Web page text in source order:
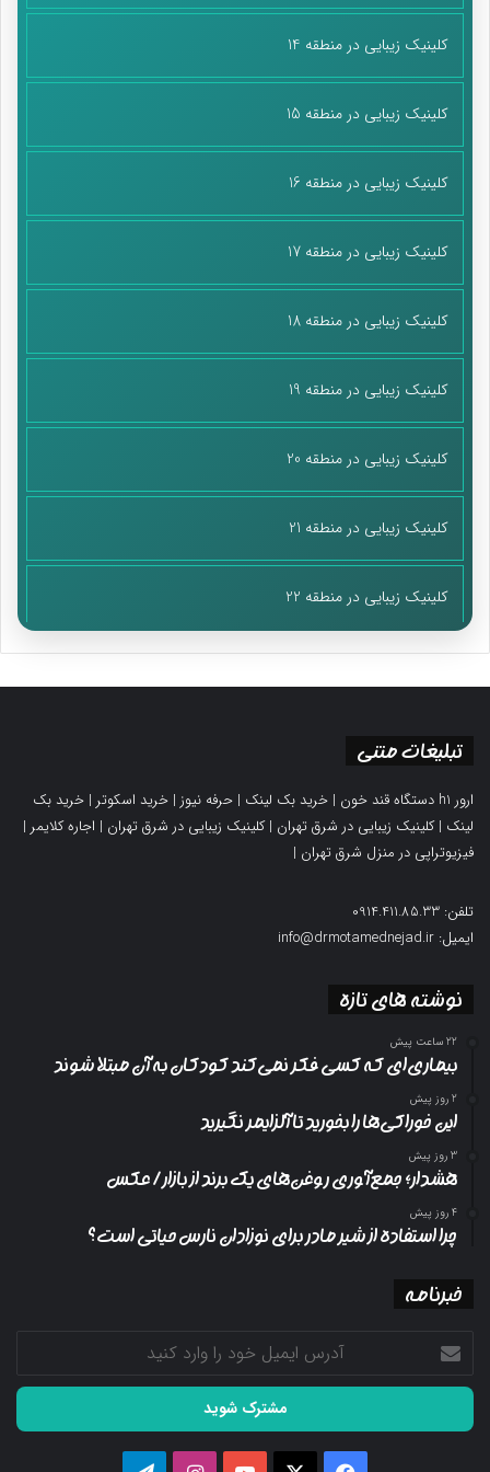
چنان که قرآن کریم می‌فرماید: «أَرَضِیتُمْ بِالْحَیَاةِ الدُّنْیَا مِنَ الْآخِرَةِ فَمَا
مَتَاعُ الْحَیَاةِ الدُّنْیَا فِی الْآخِرَةِ إِلَّا قَلِیلٌ؛ آیا به جای آخرت به زندگی دنیا
دل خوش کرده‌اید متاع زندگی دنیا در برابر آخرت جز اندکی نیست.»
پایان پیام/
کلینیک زیبایی در منطقه 14
کلینیک زیبایی در منطقه 15
کلینیک زیبایی در منطقه 16
کلینیک زیبایی در منطقه 17
کلینیک زیبایی در منطقه 18
کلینیک زیبایی در منطقه 19
کلینیک زیبایی در منطقه 20
کلینیک زیبایی در منطقه 21
کلینیک زیبایی در منطقه 22
تبلیغات متنی
ارور h1 دستگاه قند خون | خرید بک لینک | حرفه نیوز | خرید اسکوتر | خرید بک
لینک |کلینیک زیبایی در شرق تهران |کلینیک زیبایی در شرق تهران | اجاره کلایمر |
فیزیوتراپی در منزل شرق تهران |
تلفن: 0914.411.85.33
ایمیل: info@drmotamednejad.ir
نوشته های تازه
22 ساعت پیش
بیماری‌ای که کسی فکر نمی‌کند کودکان به آن مبتلا شوند
2 روز پیش
این خوراکی‌ها را بخورید تا آلزایمر نگیرید
3 روز پیش
هشدار؛ جمع‌آوری روغن‌های یک برند از بازار/ عکس
4 روز پیش
چرا استفاده از شیر مادر برای نوزادان نارس حیاتی است؟
خبرنامه
آدرس
ایمیل
خود
وارد